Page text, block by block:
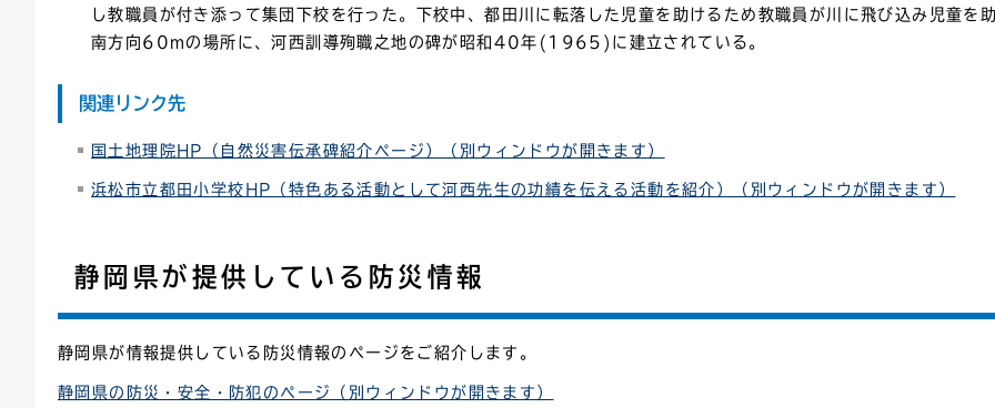
し教職員が付き添って集団下校を行った。下校中、都田川に転落した児童を助けるため教職員が川に飛び込み児童を
南方向60mの場所に、河西訓導殉職之地の碑が昭和40年(1965)に建立されている。
関連リンク先
国土地理院HP（自然災害伝承碑紹介ページ）（別ウィンドウが開きます）
浜松市立都田小学校HP（特色ある活動として河西先生の功績を伝える活動を紹介）（別ウィンドウが開きます）
静岡県が提供している防災情報
静岡県が情報提供している防災情報のページをご紹介します。
静岡県の防災・安全・防犯のページ（別ウィンドウが開きます）